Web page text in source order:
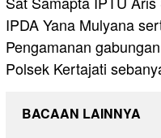
IPDA Yana Mulyana
Pengamanan
Polsek Kertajati
BACAAN LAINNYA